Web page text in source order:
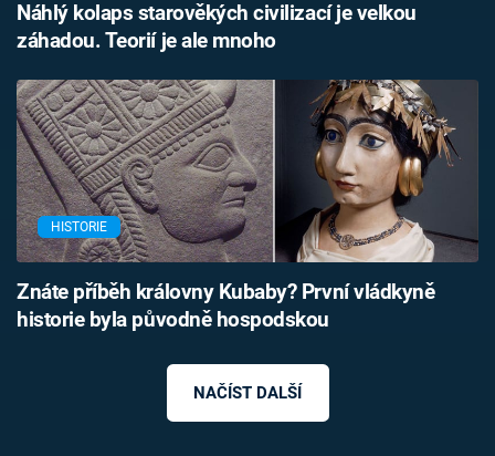
Náhlý kolaps starověkých civilizací je velkou
záhadou. Teorií je ale mnoho
HISTORIE
Znáte příběh královny Kubaby? První vládkyně
historie byla původně hospodskou
NAČÍST DALŠÍ